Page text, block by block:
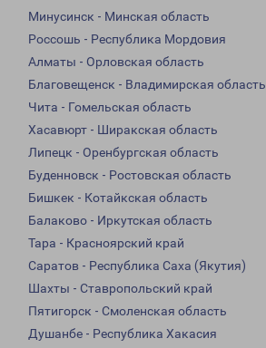
Минусинск - Минская область
Россошь - Республика Мордовия
Алматы - Орловская область
Благовещенск - Владимирская область
Чита - Гомельская область
Хасавюрт - Ширакская область
Липецк - Оренбургская область
Буденновск - Ростовская область
Бишкек - Котайкская область
Балаково - Иркутская область
Тара - Красноярский край
Саратов - Республика Саха (Якутия)
Шахты - Ставропольский край
Пятигорск - Смоленская область
Душанбе - Республика Хакасия